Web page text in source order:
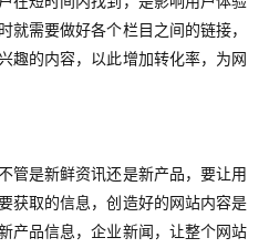
就需要做好各个栏目之间的链接，
趣的内容，以此增加转化率，为网
管是新鲜资讯还是新产品，要让用
获取的信息，创造好的网站内容是
产品信息，企业新闻，让整个网站